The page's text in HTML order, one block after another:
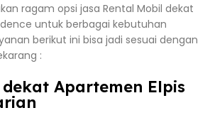
ragam opsi jasa Rental Mobil dekat
untuk berbagai kebutuhan
berikut ini bisa jadi sesuai dengan
:
Apartemen Elpis